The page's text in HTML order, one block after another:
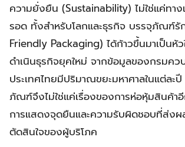
ความยั่งยืน (Sustainability) ไม่ใช่แค่ทาง
รอด ทั้งสำหรับโลกและธุรกิจ บรรจุภัณฑ์รั
Friendly Packaging) ได้ก้าวขึ้นมาเป็นหั
ดำเนินธุรกิจยุคใหม่ จากข้อมูลของกรมคว
ประเทศไทยมีปริมาณขยะมหาศาลในแต่ละปี
ภัณฑ์จึงไม่ใช่แค่เรื่องของการห่อหุ้มสินค้า
การแสดงจุดยืนและความรับผิดชอบที่ส่งผ
ตัดสินใจของผู้บริโภค